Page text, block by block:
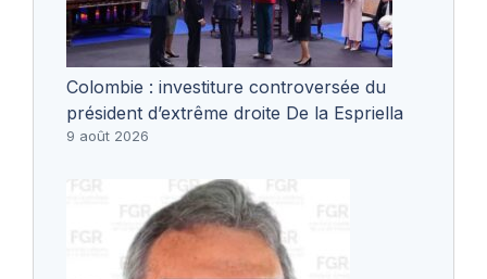
Colombie : investiture controversée du
président d’extrême droite De la Espriella
9 août 2026